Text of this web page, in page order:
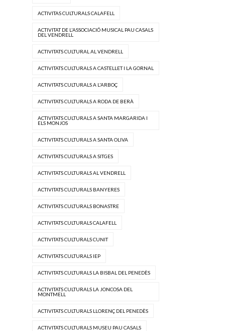
ACTIVITAS CULTURALS CALAFELL
ACTIVITAT DE L'ASSOCIACIÓ MUSICAL PAU CASALS
DEL VENDRELL
ACTIVITATS CULTURAL AL VENDRELL
ACTIVITATS CULTURALS A CASTELLET I LA GORNAL
ACTIVITATS CULTURALS A L'ARBOÇ
ACTIVITATS CULTURALS A RODA DE BERÀ
ACTIVITATS CULTURALS A SANTA MARGARIDA I
ELS MONJOS
ACTIVITATS CULTURALS A SANTA OLIVA
ACTIVITATS CULTURALS A SITGES
ACTIVITATS CULTURALS AL VENDRELL
ACTIVITATS CULTURALS BANYERES
ACTIVITATS CULTURALS BONASTRE
ACTIVITATS CULTURALS CALAFELL
ACTIVITATS CULTURALS CUNIT
ACTIVITATS CULTURALS IEP
ACTIVITATS CULTURALS LA BISBAL DEL PENEDÈS
ACTIVITATS CULTURALS LA JONCOSA DEL
MONTMELL
ACTIVITATS CULTURALS LLORENÇ DEL PENEDÈS
ACTIVITATS CULTURALS MUSEU PAU CASALS